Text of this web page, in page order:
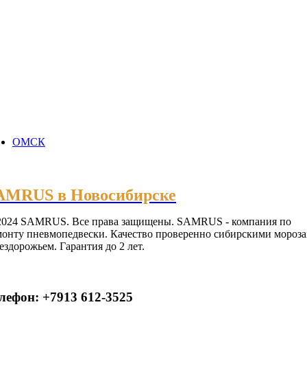
ОМСК
в Новосибирске
SAMRUS. Все права защищены. SAMRUS - компания по
пневмопедвески. Качество проверенно сибирскими
Гарантия до 2 лет.
+7913 612-3525